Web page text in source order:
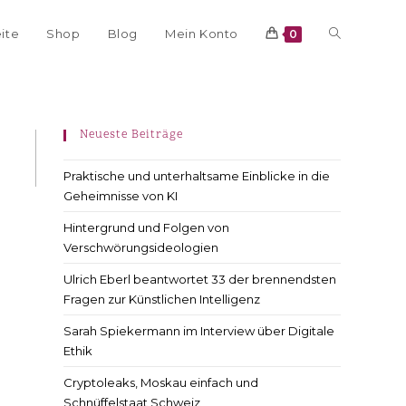
Shop Blog Mein Konto 0
Neueste Beiträge
Praktische und unterhaltsame Einblicke in die
Geheimnisse von KI
Hintergrund und Folgen von
Verschwörungsideologien
Ulrich Eberl beantwortet 33 der brennendsten
Fragen zur Künstlichen Intelligenz
Sarah Spiekermann im Interview über Digitale
Ethik
Cryptoleaks, Moskau einfach und
Schnüffelstaat Schweiz